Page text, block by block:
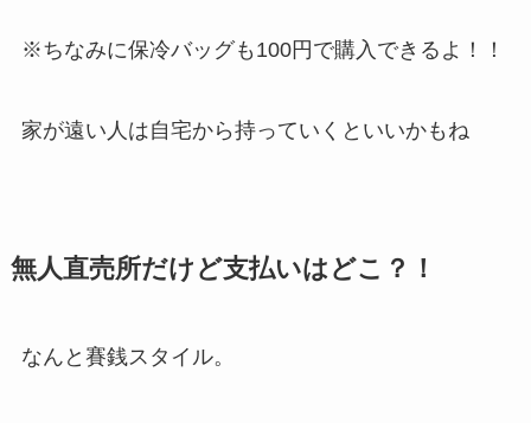
※ちなみに保冷バッグも100円で購入できるよ！！
家が遠い人は自宅から持っていくといいかもね
無人直売所だけど支払いはどこ？！
なんと賽銭スタイル。